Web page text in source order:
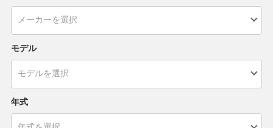
モデル
年式